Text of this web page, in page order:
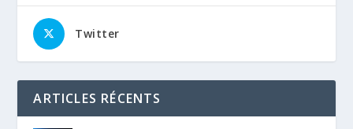
Twitter
ARTICLES RÉCENTS